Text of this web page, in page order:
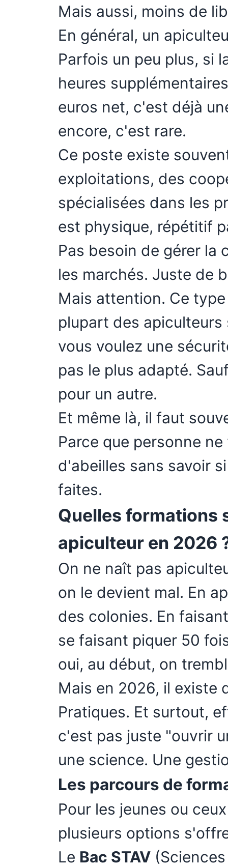
Mais aussi, moins de
En général, un
Parfois un peu plus, si
heures
euros net, c'est déjà
encore, c'est rare.
Ce poste existe
exploitations, des
spécialisées dans les
est physique, répétitif
Pas besoin de gérer la
les marchés. Juste de
Mais attention. Ce
plupart des
vous voulez une
pas le plus adapté.
pour un autre.
Et même là, il faut
Parce que personne
d'abeilles sans savoir
faites.
Quelles formations
apiculteur en 2026
On ne naît pas
on le devient mal. En
des colonies. En
se faisant piquer 50
oui, au début, on
Mais en 2026, il existe
Pratiques. Et surtout,
c'est pas juste "ouvrir
une science. Une
Les parcours de
Pour les jeunes ou
plusieurs options
Le Bac STAV